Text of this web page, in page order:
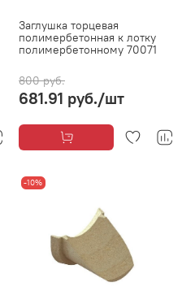
Заглушка торцевая
полимербетонная к лотку
полимербетонному 70071
800 руб.
681.91 руб./шт
-10%